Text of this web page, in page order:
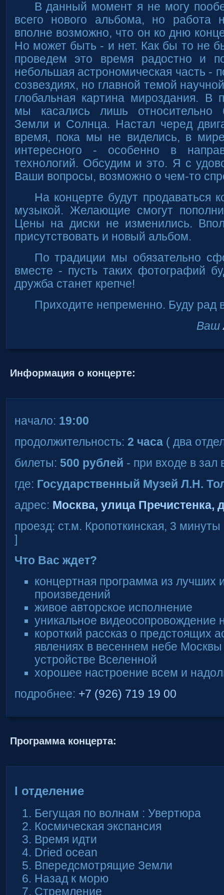
В данный момент я не могу
всего нового альбома, но работа
вполне возможно, что он ко дню
Но может быть - и нет. Как бы то не
проведем это время радостно и
небольшая астрономическая часть -
созвездиях, но главной темой
глобальная картина мироздания. В
мы касались лишь относительно
Земли и Солнца. Настал черед
время, пока мы не виделись, в
интересного - особенно в
технологий. Обсудим и это. Я с
Ваши вопросы, возможно о чем-то
На концерте будут продаваться
музыкой. Желающие смогут
Цены на диски не изменились.
присутствовать и новый альбом.
По традиции мы обязательно
вместе - пусть таких фотографий
дружба станет крепче!
Приходите непременно. Буду рад
Ваш
Информация о концерте:
начало: 19:00
продолжительность: 2 часа( два
билеты: 500 рублей - при входе в зал
где: Государственный Музей Л.Н.
адрес: Москва, улица Пречистенка,
проезд: ст.м. Кропоткинская, 3
]
Что Вас ждет?
концертная программа из лучших
произведений
живое авторское исполнение
уникальное видеосопровождение
короткий рассказ о предстоящих
явлениях в весеннем небе
устройстве Вселенной
хорошее настроение всем и
подробнее: +7 (926) 719 19 00
Программа концерта:
I отделение
Бегущая по волнам : Увертюра
Космическая экспансия
Время идти
Dried ocean
Впередсмотрящие Земли
Назад к морю
Стремление